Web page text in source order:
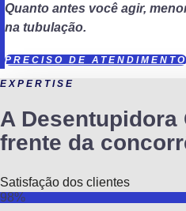
Quanto antes você agir,
na tubulação.
PRECISO DE ATENDIMENTO
EXPERTISE
A Desentupidora
frente da
Satisfação dos clientes
98%